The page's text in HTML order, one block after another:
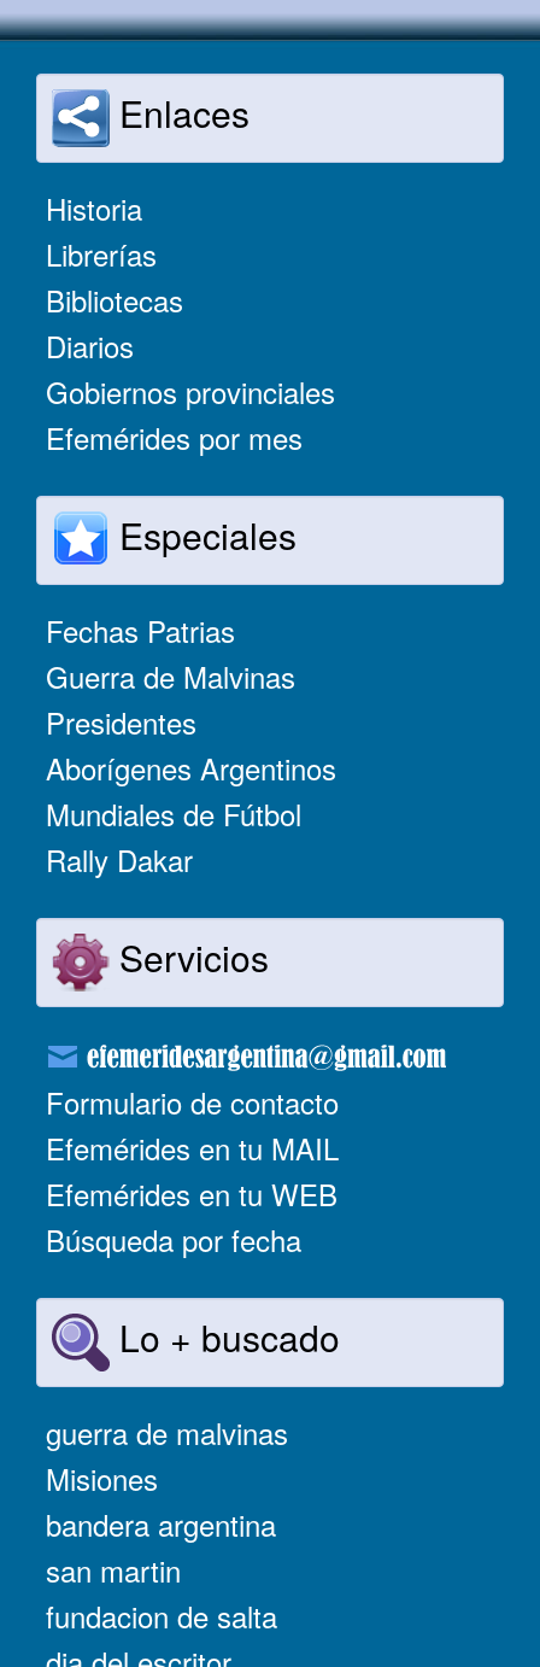
Enlaces
Historia
Librerías
Bibliotecas
Diarios
Gobiernos provinciales
Efemérides por mes
Especiales
Fechas Patrias
Guerra de Malvinas
Presidentes
Aborígenes Argentinos
Mundiales de Fútbol
Rally Dakar
Servicios
Formulario de contacto
Efemérides en tu MAIL
Efemérides en tu WEB
Búsqueda por fecha
Lo + buscado
guerra de malvinas
Misiones
bandera argentina
san martin
fundacion de salta